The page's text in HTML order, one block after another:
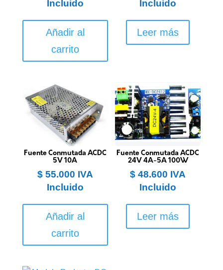
Incluido
Añadir al
carrito
Incluido
Leer más
Fuente Conmutada ACDC
5V 10A
$55.000 IVA
Incluido
Añadir al
carrito
Fuente Conmutada ACDC
24V 4A-5A 100W
$ 48.600 IVA
Incluido
Leer más